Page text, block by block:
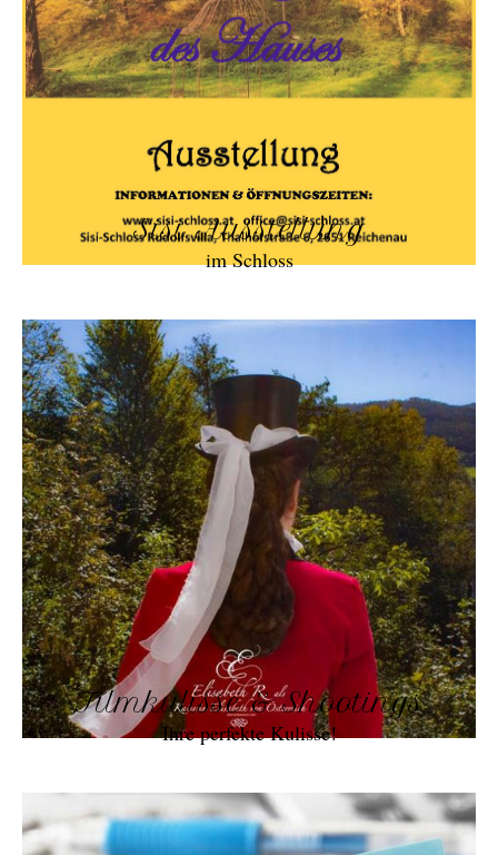
Sisi Ausstellung
im Schloss
Filmkulisse & Shootings
Ihre perfekte Kulisse!